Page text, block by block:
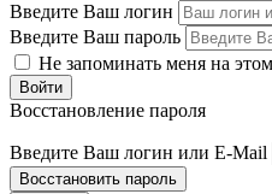
Введите Ваш логин
Введите Ваш пароль
Не запоминать меня на
Восстановление пароля
Введите Ваш логин или E-Mail